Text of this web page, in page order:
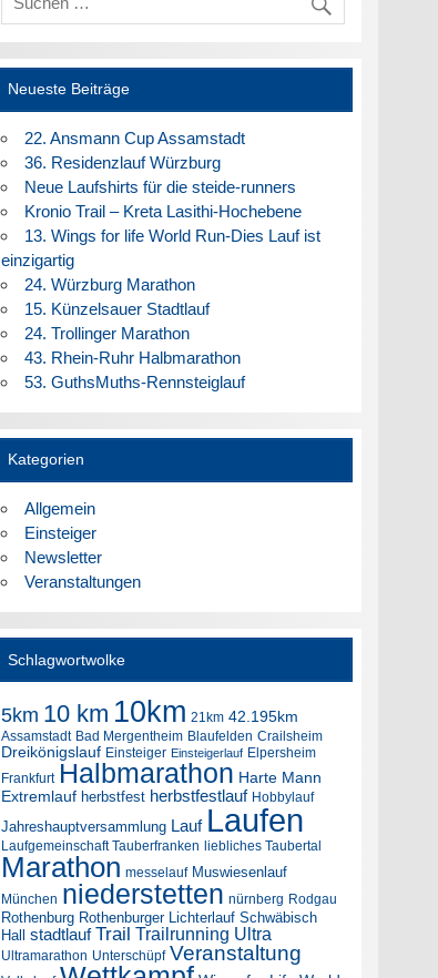
Neueste Beiträge
22. Ansmann Cup Assamstadt
36. Residenzlauf Würzburg
Neue Laufshirts für die steide-runners
Kronio Trail – Kreta Lasithi-Hochebene
13. Wings for life World Run-Dies Lauf ist
einzigartig
24. Würzburg Marathon
15. Künzelsauer Stadtlauf
24. Trollinger Marathon
43. Rhein-Ruhr Halbmarathon
53. GuthsMuths-Rennsteiglauf
Kategorien
Allgemein
Einsteiger
Newsletter
Veranstaltungen
Schlagwortwolke
5km 10 km 10km 21km 42.195km
Assamstadt Bad Mergentheim Blaufelden Crailsheim
Dreikönigslauf Einsteiger Einsteigerlauf Elpersheim
Frankfurt Halbmarathon Harte Mann
Extremlauf herbstfest herbstfestlauf Hobbylauf
Jahreshauptversammlung Lauf Laufen
Laufgemeinschaft Tauberfranken liebliches Taubertal
Marathon messelauf Muswiesenlauf
München niederstetten nürnberg Rodgau
Rothenburg Rothenburger Lichterlauf Schwäbisch
Hall stadtlauf Trail Trailrunning Ultra
Ultramarathon Unterschüpf Veranstaltung